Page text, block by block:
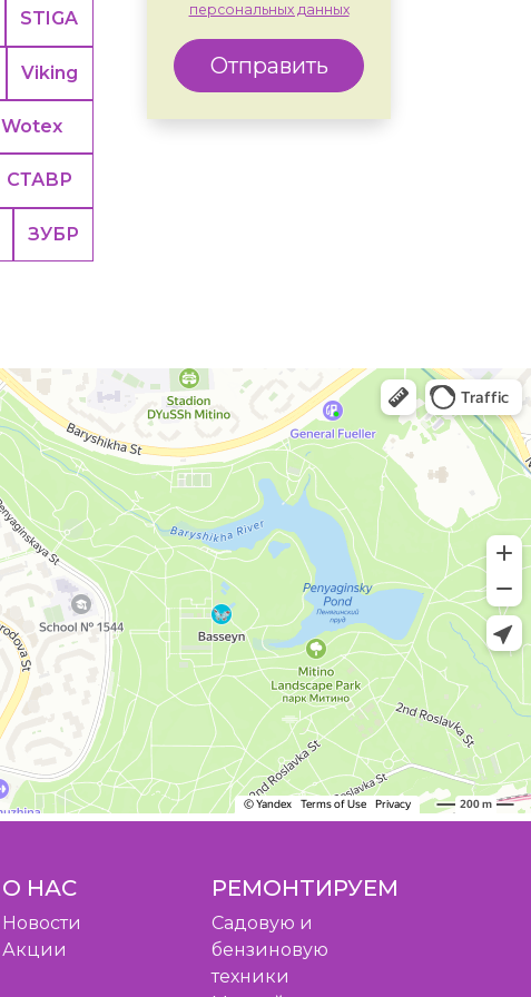
STIGA
Viking
Wotex
СТАВР
ЗУБР
персональных данных
Отправить
О НАС
Новости
Акции
РЕМОНТИРУЕМ
Садовую и
бензиновую
техники